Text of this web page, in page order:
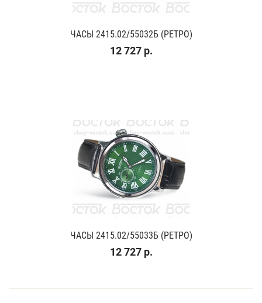
ЧАСЫ 2415.02/55032Б (РЕТРО)
12 727 р.
ЧАСЫ 2415.02/55033Б (РЕТРО)
12 727 р.